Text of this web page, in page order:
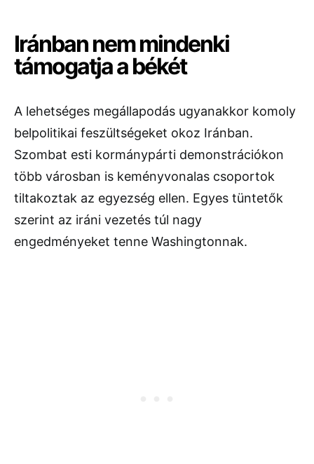
Iránban nem mindenki
támogatja a békét
A lehetséges megállapodás ugyanakkor komoly
belpolitikai feszültségeket okoz Iránban.
Szombat esti kormánypárti demonstrációkon
több városban is keményvonalas csoportok
tiltakoztak az egyezség ellen. Egyes tüntetők
szerint az iráni vezetés túl nagy
engedményeket tenne Washingtonnak.